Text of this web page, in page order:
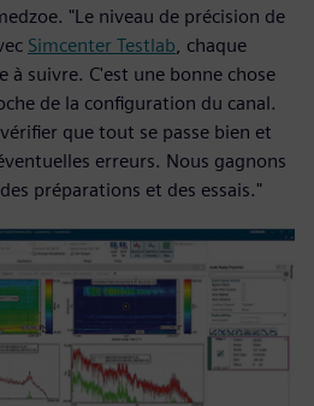
"Le niveau de précision de
Simcenter Testlab, chaque
à suivre. C'est une bonne chose
de la configuration du canal.
que tout se passe bien et
erreurs. Nous gagnons
préparations et des essais."